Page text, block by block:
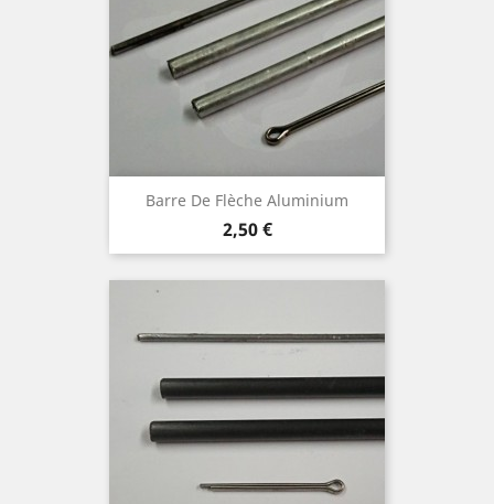
Barre De Flèche Aluminium
Prix
2,50 €